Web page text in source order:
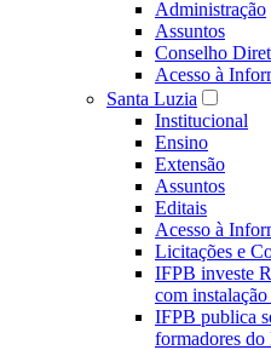
Administração
Assuntos
Conselho
Acesso à
Santa Luzia
Institucional
Ensino
Extensão
Assuntos
Editais
Acesso à
Licitações e
IFPB investe
com
IFPB publica
formadores